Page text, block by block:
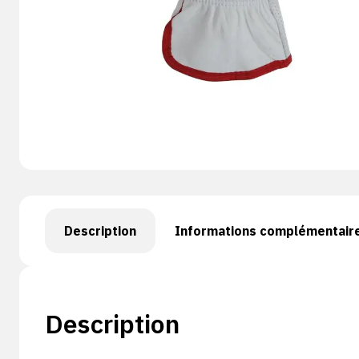
Description Informations
Description